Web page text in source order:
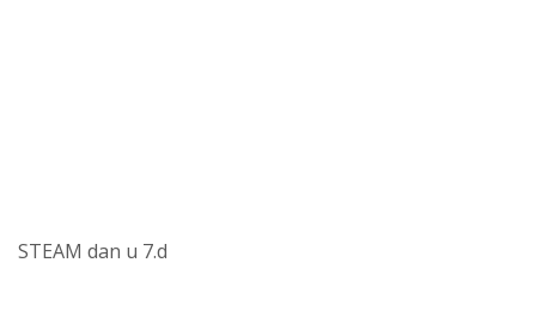
STEAM dan u 7.d